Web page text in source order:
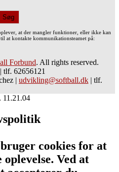
Søg
at der mangler funktioner, eller ikke kan
at kontakte kommunikationsteamet på:
Forbund. All rights reserved.
| tlf. 62656121
| udvikling@softball.dk | tlf.
cookies for at
Ved at